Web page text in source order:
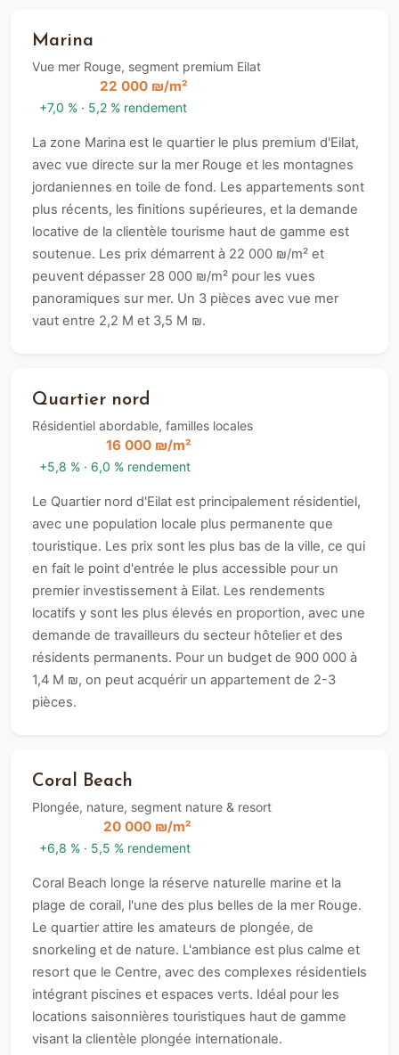
Marina
Vue mer Rouge, segment premium Eilat
22 000 ₪/m²
+7,0 % · 5,2 % rendement
La zone Marina est le quartier le plus premium d'Eilat,
avec vue directe sur la mer Rouge et les montagnes
jordaniennes en toile de fond. Les appartements sont
plus récents, les finitions supérieures, et la demande
locative de la clientèle tourisme haut de gamme est
soutenue. Les prix démarrent à 22 000 ₪/m² et
peuvent dépasser 28 000 ₪/m² pour les vues
panoramiques sur mer. Un 3 pièces avec vue mer
vaut entre 2,2 M et 3,5 M ₪.
Quartier nord
Résidentiel abordable, familles locales
16 000 ₪/m²
+5,8 % · 6,0 % rendement
Le Quartier nord d'Eilat est principalement résidentiel,
avec une population locale plus permanente que
touristique. Les prix sont les plus bas de la ville, ce qui
en fait le point d'entrée le plus accessible pour un
premier investissement à Eilat. Les rendements
locatifs y sont les plus élevés en proportion, avec une
demande de travailleurs du secteur hôtelier et des
résidents permanents. Pour un budget de 900 000 à
1,4 M ₪, on peut acquérir un appartement de 2-3
pièces.
Coral Beach
Plongée, nature, segment nature & resort
20 000 ₪/m²
+6,8 % · 5,5 % rendement
Coral Beach longe la réserve naturelle marine et la
plage de corail, l'une des plus belles de la mer Rouge.
Le quartier attire les amateurs de plongée, de
snorkeling et de nature. L'ambiance est plus calme et
resort que le Centre, avec des complexes résidentiels
intégrant piscines et espaces verts. Idéal pour les
locations saisonnières touristiques haut de gamme
visant la clientèle plongée internationale.